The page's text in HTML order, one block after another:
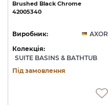
Brushed Black Chrome
42005340
Виробник:
AXOR
Колекція:
SUITE BASINS & BATHTUB
Під замовлення